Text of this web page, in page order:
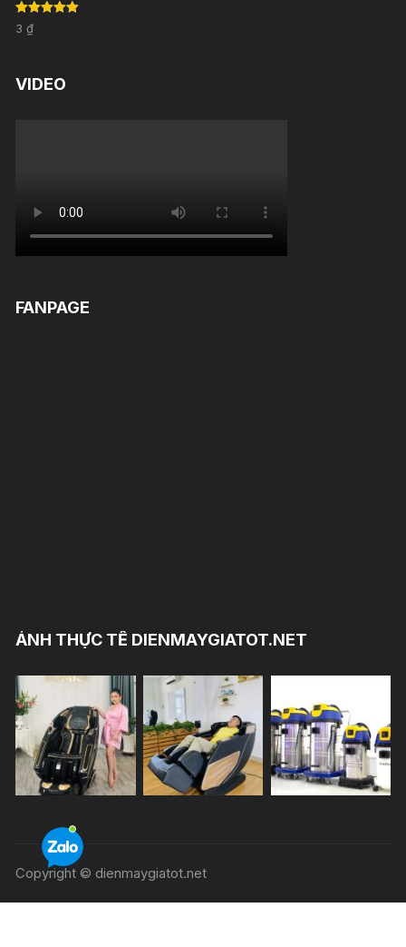
Rated
out of 5
3₫
VIDEO
FANPAGE
ẢNH THỰC TẾ DIENMAYGIATOT.NET
Copyright © dienmaygiatot.net